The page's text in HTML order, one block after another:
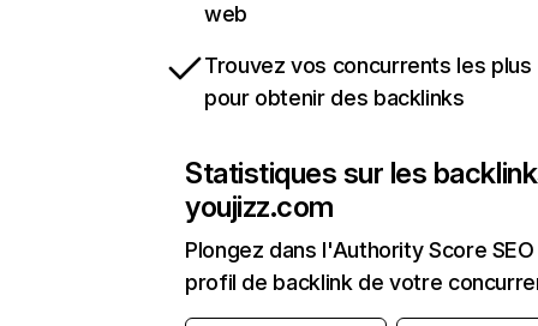
web
Trouvez vos concurrents les
pour obtenir des backlinks
Statistiques sur les
youjizz.com
Plongez dans l'Authority Score
profil de backlink de votre